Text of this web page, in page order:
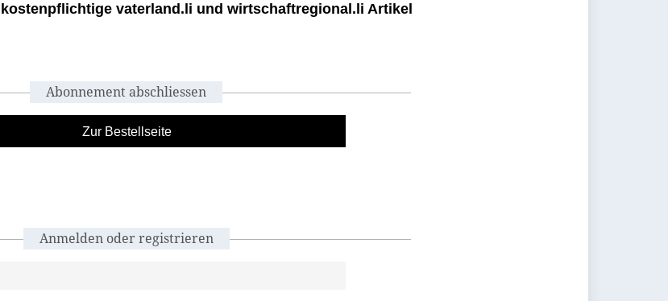
vaterland.li und wirtschaftregional.li Artikel
Abonnement abschliessen
Zur Bestellseite
Anmelden oder registrieren